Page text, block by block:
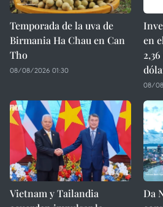
Temporada de la uva de
Birmania Ha Chau en Can
Tho
08/08/2026 01:30
en
08/
Vietnam y Tailandia
Da